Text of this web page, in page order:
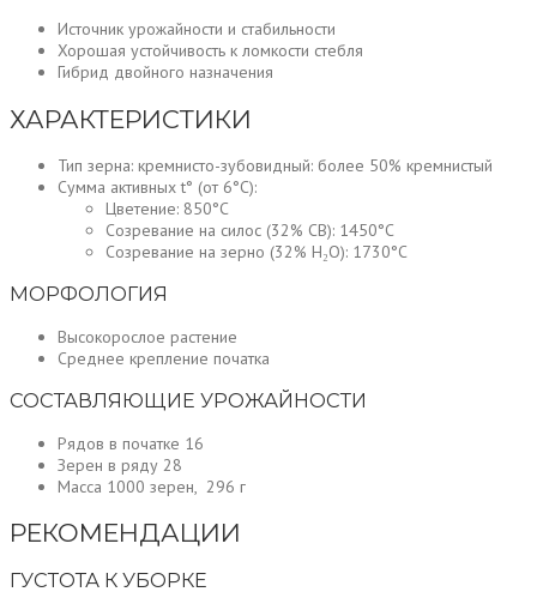
Источник урожайности и стабильности
Хорошая устойчивость к ломкости стебля
Гибрид двойного назначения
ХАРАКТЕРИСТИКИ
Тип зерна: кремнисто-зубовидный: более 50% кремнистый
Сумма активных t° (от 6°С):
Цветение: 850°С
Созревание на силос (32% СВ): 1450°С
Созревание на зерно (32% H₂O): 1730°С
МОРФОЛОГИЯ
Высокорослое растение
Среднее крепление початка
СОСТАВЛЯЮЩИЕ УРОЖАЙНОСТИ
Рядов в початке 16
Зерен в ряду 28
Масса 1000 зерен, 296 г
РЕКОМЕНДАЦИИ
ГУСТОТА К УБОРКЕ